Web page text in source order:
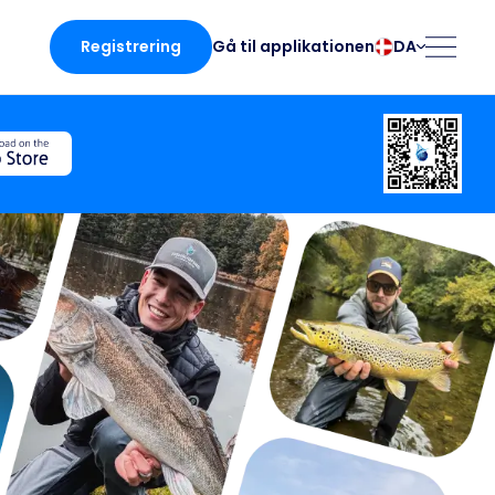
Registrering Gå til applikationen DA
Deutsch
English
Español
Français
Italiano
Magyar
Nederlands
Norsk
Polski
Português
Românesc
Pусский
Slovenčina
Suomalainen
Svenska
Türk
Українська